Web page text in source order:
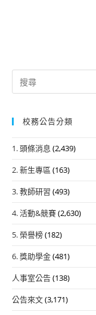
Search
for:
校務公告分類
1. 頭條消息 (2,439)
2. 新生專區 (163)
3. 教師研習 (493)
4. 活動&競賽(2,630)
5. 榮譽榜(182)
6. 獎助學金(481)
人事室公告(138)
公告來文(3,171)